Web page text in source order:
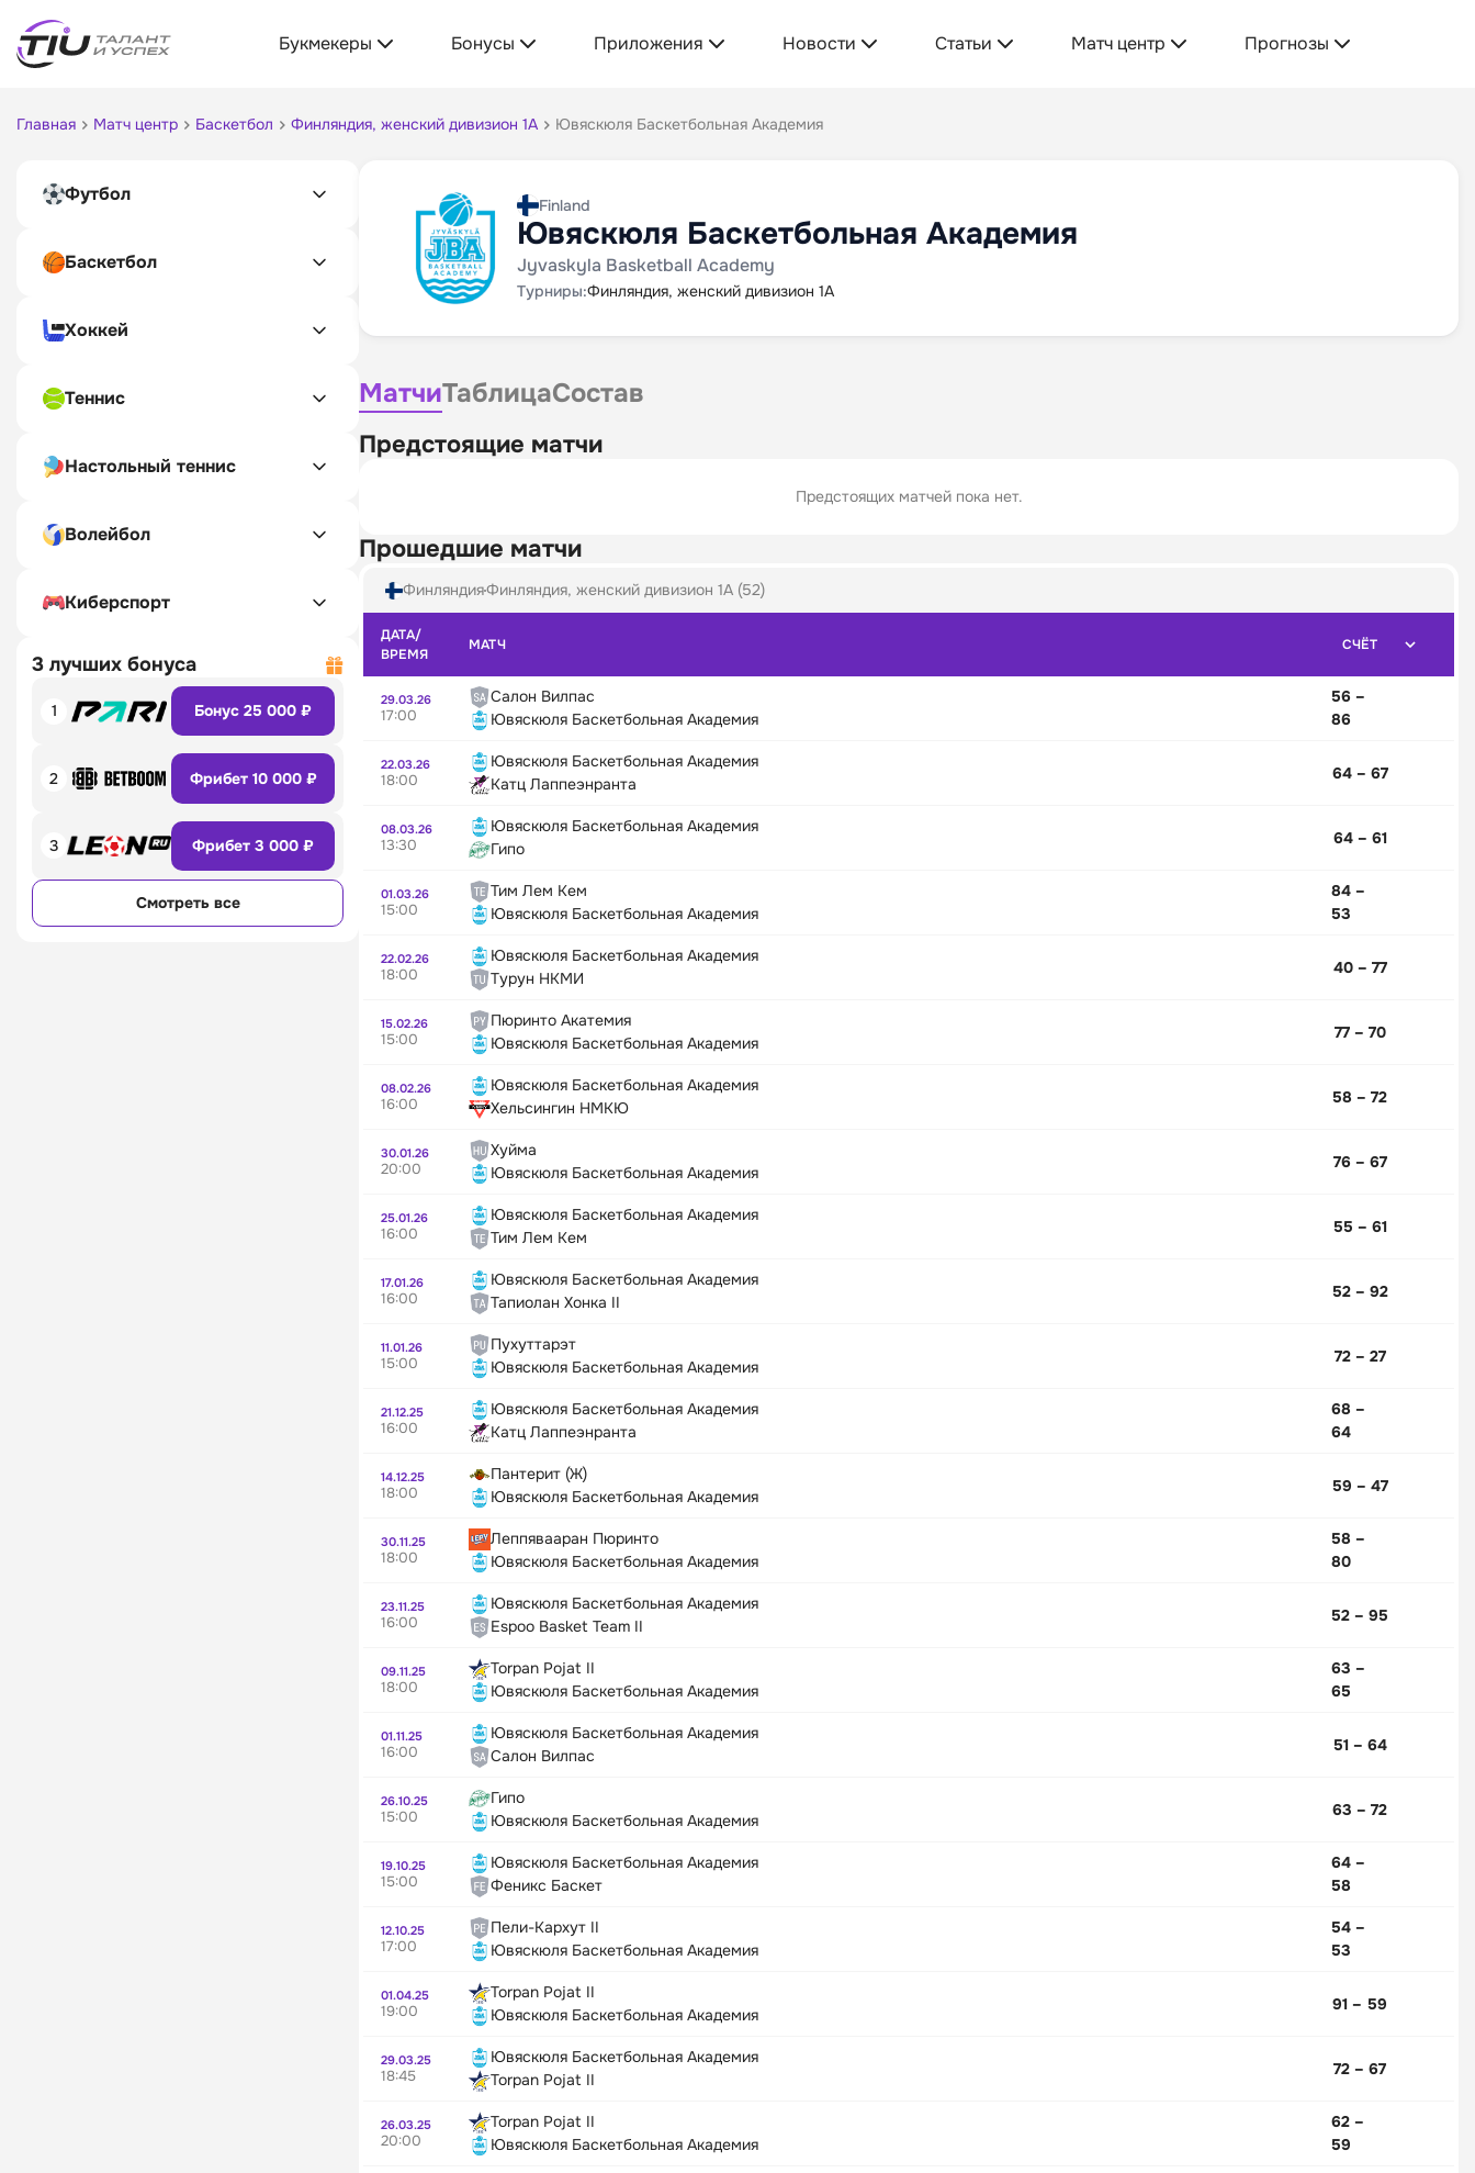
Букмекеры Бонусы Приложения Новости Статьи Матч центр Прогнозы
Главная Матч центр Баскетбол Финляндия, женский дивизион 1А Ювяскюля Баскетбольная Академия
Футбол
Баскетбол
Хоккей
Теннис
Настольный теннис
Волейбол
Киберспорт
3 лучших бонуса
1 Бонус 25 000 ₽
2 Фрибет 10 000 ₽
3 Фрибет 3 000 ₽
Смотреть все
Finland
Ювяскюля Баскетбольная Академия
Jyvaskyla Basketball Academy
Турниры:Финляндия, женский дивизион 1А
МатчиТаблицаСостав
Предстоящие матчи
Предстоящих матчей пока нет.
Прошедшие матчи
ФинляндияФинляндия, женский дивизион 1А (52)
ДАТА/
ВРЕМЯ
МАТЧ СЧЁТ
29.03.26
17:00
Салон Вилпас
Ювяскюля Баскетбольная Академия
56 –
86
22.03.26
18:00
Ювяскюля Баскетбольная Академия
Катц Лаппеэнранта
64 – 67
08.03.26
13:30
Ювяскюля Баскетбольная Академия
Гипо
64 – 61
01.03.26
15:00
Тим Лем Кем
Ювяскюля Баскетбольная Академия
84 –
53
22.02.26
18:00
Ювяскюля Баскетбольная Академия
Турун НКМИ
40 – 77
15.02.26
15:00
Пюринто Акатемия
Ювяскюля Баскетбольная Академия
77 – 70
08.02.26
16:00
Ювяскюля Баскетбольная Академия
Хельсингин НМКЮ
58 – 72
30.01.26
20:00
Хуйма
Ювяскюля Баскетбольная Академия
76 – 67
25.01.26
16:00
Ювяскюля Баскетбольная Академия
Тим Лем Кем
55 – 61
17.01.26
16:00
Ювяскюля Баскетбольная Академия
Тапиолан Хонка II
52 – 92
11.01.26
15:00
Пухуттарэт
Ювяскюля Баскетбольная Академия
72 – 27
21.12.25
16:00
Ювяскюля Баскетбольная Академия
Катц Лаппеэнранта
68 –
64
14.12.25
18:00
Пантерит (Ж)
Ювяскюля Баскетбольная Академия
59 – 47
30.11.25
18:00
Леппявааран Пюринто
Ювяскюля Баскетбольная Академия
58 –
80
23.11.25
16:00
Ювяскюля Баскетбольная Академия
Espoo Basket Team II
52 – 95
09.11.25
18:00
Torpan Pojat II
Ювяскюля Баскетбольная Академия
63 –
65
01.11.25
16:00
Ювяскюля Баскетбольная Академия
Салон Вилпас
51 – 64
26.10.25
15:00
Гипо
Ювяскюля Баскетбольная Академия
63 – 72
19.10.25
15:00
Ювяскюля Баскетбольная Академия
Феникс Баскет
64 –
58
12.10.25
17:00
Пели-Кархут II
Ювяскюля Баскетбольная Академия
54 –
53
01.04.25
19:00
Torpan Pojat II
Ювяскюля Баскетбольная Академия
91 – 59
29.03.25
18:45
Ювяскюля Баскетбольная Академия
Torpan Pojat II
72 – 67
26.03.25
20:00
Torpan Pojat II
Ювяскюля Баскетбольная Академия
62 –
59